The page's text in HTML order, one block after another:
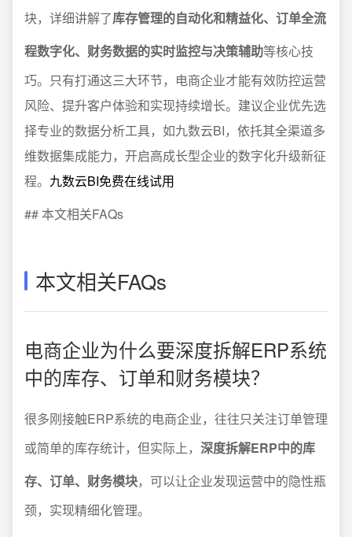
块，详细讲解了库存管理的自动化和精益化、订单全流
程数字化、财务数据的实时监控与决策辅助等核心技
巧。只有打通这三大环节，电商企业才能有效防控运营
风险、提升客户体验和实现持续增长。建议企业优先选
择专业的数据分析工具，如九数云BI，依托其全渠道多
维数据集成能力，开启高成长型企业的数字化升级新征
程。 九数云BI免费在线试用
## 本文相关FAQs
本文相关FAQs
电商企业为什么要深度拆解ERP系统
中的库存、订单和财务模块？
很多刚接触ERP系统的电商企业，往往只关注订单管理
或简单的库存统计，但实际上， 深度拆解ERP中的库
存、订单、财务模块，可以让企业发现运营中的隐性瓶
颈，实现精细化管理。